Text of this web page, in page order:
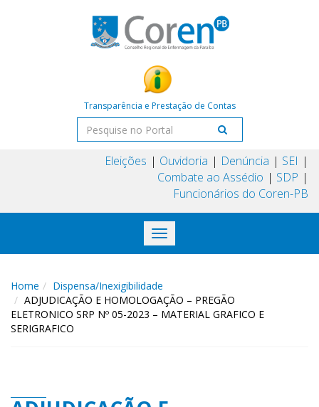
Transparência e Prestação de Contas
Eleições Ouvidoria Denúncia
SEI
Combate ao Assédio
SDP
Funcionários do Coren-PB
Toggle
navigation
Home
Dispensa/Inexigibilidade
ADJUDICAÇÃO E HOMOLOGAÇÃO – PREGÃO
ELETRONICO SRP Nº 05-2023 – MATERIAL GRAFICO E
SERIGRAFICO